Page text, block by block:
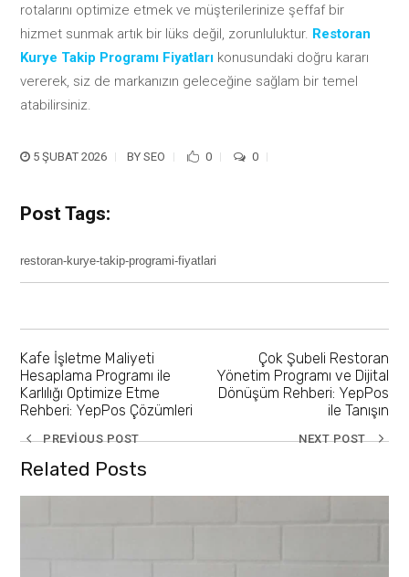
rotalarını optimize etmek ve müşterilerinize şeffaf bir
hizmet sunmak artık bir lüks değil, zorunluluktur. Restoran
Kurye Takip Programı Fiyatları konusundaki doğru kararı
vererek, siz de markanızın geleceğine sağlam bir temel
atabilirsiniz.
5 ŞUBAT 2026 BYSEO 0 0
Post Tags:
restoran-kurye-takip-programi-fiyatlari
Kafe İşletme Maliyeti
Hesaplama Programı ile
Karlılığı Optimize Etme
Rehberi: YepPos Çözümleri
PREVIOUS POST
Çok Şubeli Restoran
Yönetim Programı ve Dijital
Dönüşüm Rehberi: YepPos
ile Tanışın
NEXT POST
Related Posts